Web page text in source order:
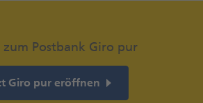
zum Postbank Giro pur
Giro pur eröffnen